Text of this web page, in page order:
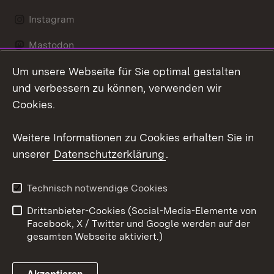
Instagram
Mastodon
Messenger
Kontakt
Impressum
Cookies
Um unsere Webseite für Sie optimal gestalten
und verbessern zu können, verwenden wir
Cookies.
Weitere Informationen zu Cookies erhalten Sie in
unserer Datenschutzerklärung.
Technisch notwendige Cookies
Drittanbieter-Cookies (Social-Media-Elemente von
Facebook, X / Twitter und Google werden auf der
gesamten Webseite aktiviert.)